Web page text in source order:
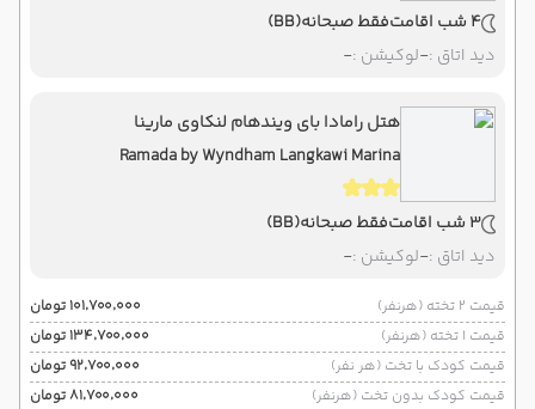
4 شب اقامت فقط صبحانه(BB)
دید اتاق :-لوکیشن :-
هتل رامادا بای ویندهام لنکاوی مارینا
Ramada by Wyndham Langkawi Marina
3 شب اقامت فقط صبحانه(BB)
دید اتاق :-لوکیشن :-
قیمت 2 تخته (هرنفر)
۱۰۱٬۷۰۰٬۰۰۰ تومان
قیمت 1 تخته (هرنفر)
۱۳۴٬۷۰۰٬۰۰۰ تومان
قیمت کودک با تخت (هر نفر)
۹۲٬۷۰۰٬۰۰۰ تومان
قیمت کودک بدون تخت (هرنفر)
۸۱٬۷۰۰٬۰۰۰ تومان